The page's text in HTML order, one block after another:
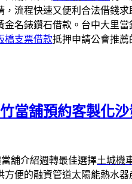
，流程快速又便利合法借錢求
金名錶鑽石借款。台中大里當
橋支票借款抵押申請公會推
當舖預約客製化沙
舖介紹週轉最佳選擇土城機
方便的融資管道太陽能熱水器